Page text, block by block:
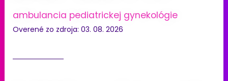
ambulancia pediatrickej gynekológie
Overené zo zdroja: 03. 08. 2026